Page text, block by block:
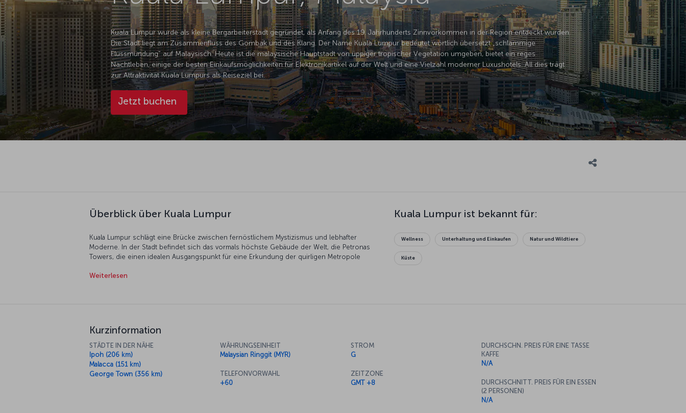
Kuala Lumpur wurde als kleine Bergarbeiterstadt gegründet, als Anfang des 19. Jahrhunderts Zinnvorkommen in der Region entdeckt wurden.
Die Stadt liegt am Zusammenfluss des Gombak und des Klang. Der Name Kuala Lumpur bedeutet wörtlich übersetzt „schlammige
Flussmündung“ auf Malaysisch. Heute ist die malaysische Hauptstadt von üppiger tropischer Vegetation umgeben, bietet ein reges
Nachtleben, einige der besten Einkaufsmöglichkeiten für Elektronikartikel auf der Welt und eine Vielzahl moderner Luxushotels. All dies trägt
zur Attraktivität Kuala Lumpurs als Reiseziel bei.
Jetzt buchen
Überblick über Kuala Lumpur
Kuala Lumpur schlägt eine Brücke zwischen fernöstlichem Mystizismus und lebhafter
Moderne. In der Stadt befindet sich das vormals höchste Gebäude der Welt, die Petronas
Towers, die einen idealen Ausgangspunkt für eine Erkundung der quirligen Metropole
malaysische Flagge gehisst. Der Platz und das angrenzende Malayan Railway Administration
Küche im Drehrestaurant des Fernsehturms gehört zu den besten im ganzen Land.
Weiterlesen
Kuala Lumpur ist bekannt für:
Wellness Unterhaltung und Einkaufen Natur und Wildtiere
Küste
Kurzinformation
STÄDTE IN DER NÄHE
Ipoh (206 km)
Malacca (151 km)
George Town (356 km)
WÄHRUNGSEINHEIT
Malaysian Ringgit (MYR)
TELEFONVORWAHL
+60
STROM
G
ZEITZONE
GMT +8
DURCHSCHN. PREIS FÜR EINE TASSE
KAFFE
N/A
DURCHSCHNITT. PREIS FÜR EIN ESSEN
(2 PERSONEN)
N/A